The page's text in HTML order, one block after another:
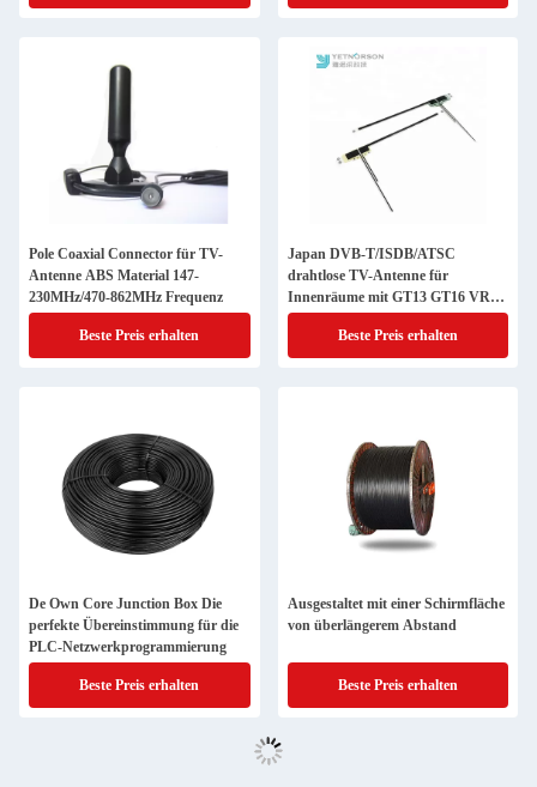
Pole Coaxial Connector für TV-
Antenne ABS Material 147-
230MHz/470-862MHz Frequenz
Beste Preis erhalten
Japan DVB-T/ISDB/ATSC
drahtlose TV-Antenne für
Innenräume mit GT13 GT16 VR1
HF201-Anschluss
Beste Preis erhalten
De Own Core Junction Box Die
perfekte Übereinstimmung für die
PLC-Netzwerkprogrammierung
Beste Preis erhalten
Ausgestaltet mit einer Schirmfläche
von überlängerem Abstand
Beste Preis erhalten